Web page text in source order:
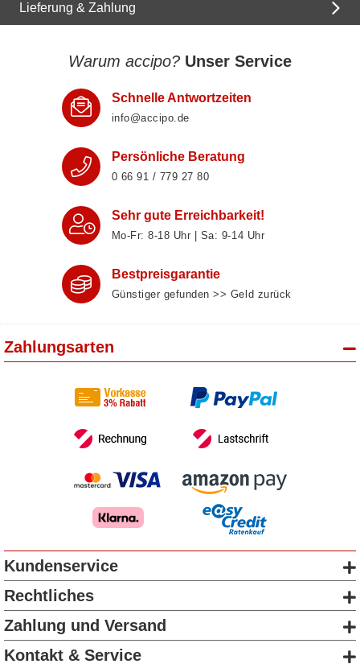
Lieferung & Zahlung
Warum accipo? Unser Service
Schnelle Antwortzeiten
info@accipo.de
Persönliche Beratung
0 66 91 / 779 27 80
Sehr gute Erreichbarkeit!
Mo-Fr: 8‑18 Uhr | Sa: 9‑14 Uhr
Bestpreisgarantie
Günstiger gefunden >> Geld zurück
Zahlungsarten
Kundenservice
Rechtliches
Zahlung und Versand
Kontakt & Service